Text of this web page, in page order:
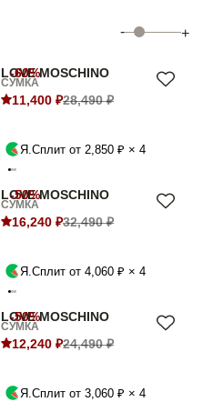
- +
-60%
LOVE MOSCHINO
СУМКА
11,400 ₽28,490 ₽
Я.Сплит от 2,850 ₽ × 4
-50%
LOVE MOSCHINO
СУМКА
16,240 ₽32,490 ₽
Я.Сплит от 4,060 ₽ × 4
-50%
LOVE MOSCHINO
СУМКА
12,240 ₽24,490 ₽
Я.Сплит от 3,060 ₽ × 4